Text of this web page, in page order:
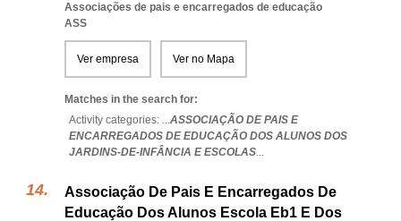
Associações de pais e encarregados de educação
ASS
Ver empresa Ver no Mapa
Matches in the search for:
Activity categories: ...ASSOCIAÇÃO DE PAIS E
ENCARREGADOS DE EDUCAÇÃO DOS ALUNOS DOS
JARDINS-DE-INFÂNCIA E ESCOLAS...
Associação De Pais E Encarregados De
Educação Dos Alunos Escola Eb1 E Dos